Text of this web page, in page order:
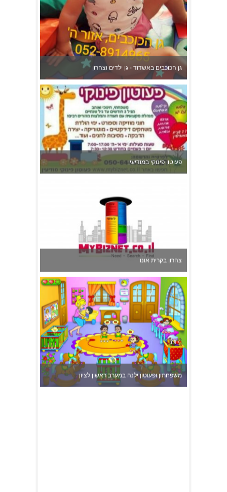
גן הכוכבים באשדוד - גן ילדים וצהרון
פעוטון פינוקי במודיעין
משפחתון ופעוטון ילנה במערב ראשון לציון